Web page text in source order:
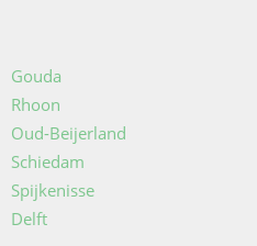
Gouda
Rhoon
Oud-Beijerland
Schiedam
Spijkenisse
Delft